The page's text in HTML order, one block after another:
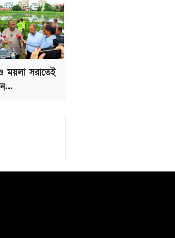
ময়লা সরাতেই